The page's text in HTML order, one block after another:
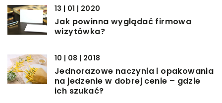
13 | 01 | 2020
Jak powinna wyglądać firmowa
wizytówka?
10 | 08 | 2018
Jednorazowe naczynia i opakowania
na jedzenie w dobrej cenie – gdzie
ich szukać?